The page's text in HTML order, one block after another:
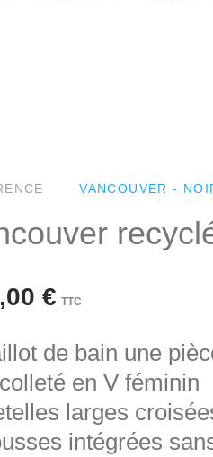
VANCOUVER -
€ TTC
de bain une
en V féminin
larges
intégrées